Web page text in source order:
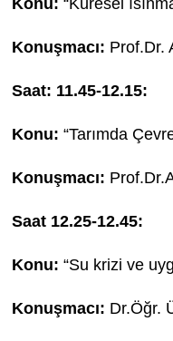
Konuşmacı: Prof.Dr.
Saat: 11.45-12.15:
Konu: “Tarımda
Konuşmacı:
Saat 12.25-12.45:
Konu: “Su krizi ve
Konuşmacı: Dr.Öğr.